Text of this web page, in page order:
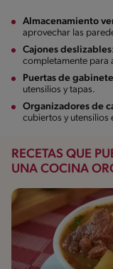
Almacenamiento
aprovechar las
Cajones
completamente para
Puertas de
utensilios y tapas.
Organizadores de
cubiertos y utensilios
RECETAS QUE
UNA COCINA